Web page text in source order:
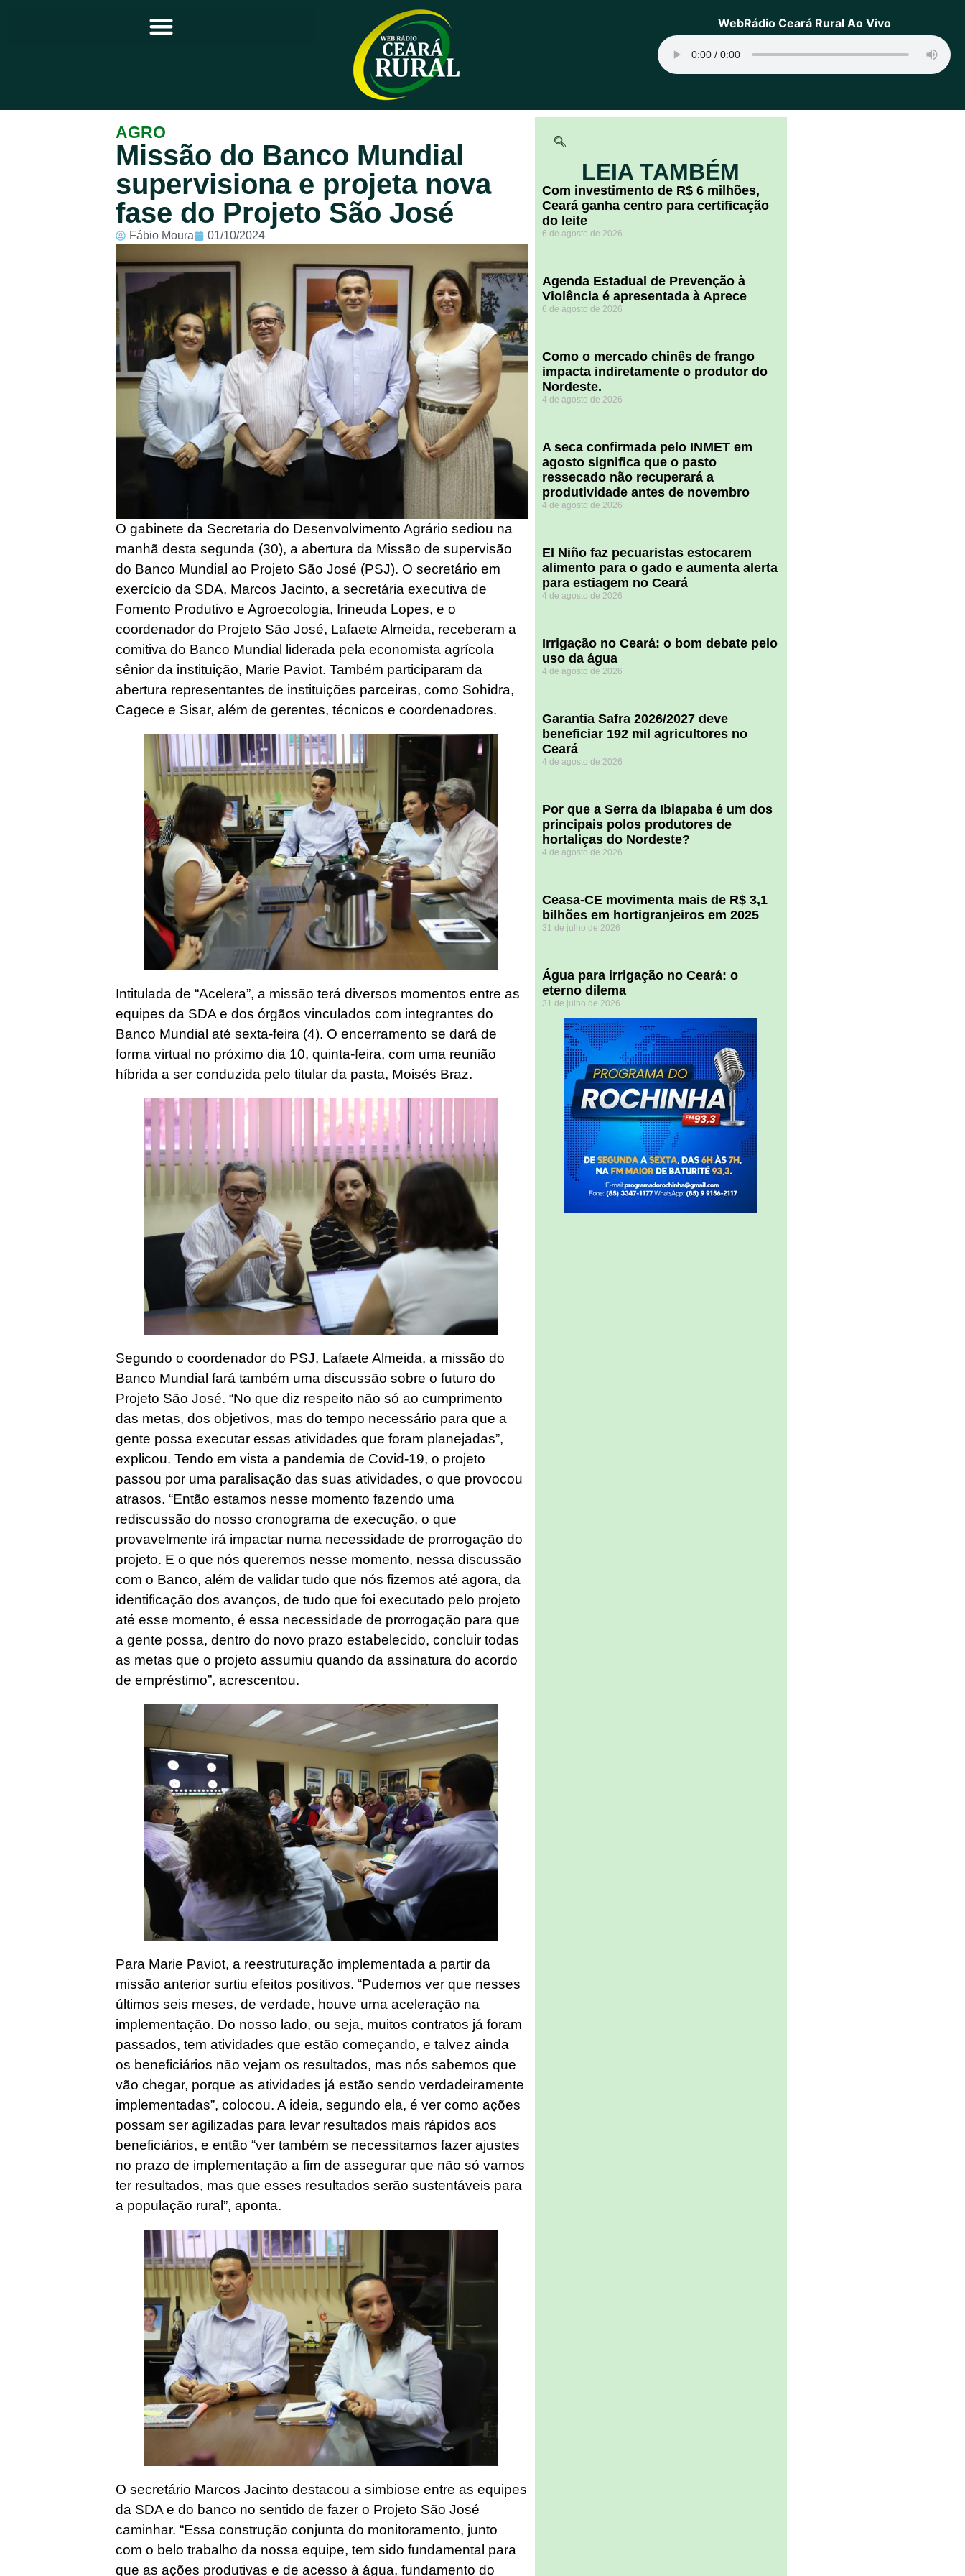
Principal
Notícias
Programação
Equipe
Contato
Sobre
WebRádio Ceará Rural Ao Vivo
AGRO
Missão do Banco Mundial
supervisiona e projeta nova
fase do Projeto São José
Fábio Moura 01/10/2024
O gabinete da Secretaria do Desenvolvimento Agrário sediou na
manhã desta segunda (30), a abertura da Missão de supervisão
do Banco Mundial ao Projeto São José (PSJ). O secretário em
exercício da SDA, Marcos Jacinto, a secretária executiva de
Fomento Produtivo e Agroecologia, Irineuda Lopes, e o
coordenador do Projeto São José, Lafaete Almeida, receberam a
comitiva do Banco Mundial liderada pela economista agrícola
sênior da instituição, Marie Paviot. Também participaram da
abertura representantes de instituições parceiras, como Sohidra,
Cagece e Sisar, além de gerentes, técnicos e coordenadores.
Intitulada de “Acelera”, a missão terá diversos momentos entre as
equipes da SDA e dos órgãos vinculados com integrantes do
Banco Mundial até sexta-feira (4). O encerramento se dará de
forma virtual no próximo dia 10, quinta-feira, com uma reunião
híbrida a ser conduzida pelo titular da pasta, Moisés Braz.
Segundo o coordenador do PSJ, Lafaete Almeida, a missão do
Banco Mundial fará também uma discussão sobre o futuro do
Projeto São José. “No que diz respeito não só ao cumprimento
das metas, dos objetivos, mas do tempo necessário para que a
gente possa executar essas atividades que foram planejadas”,
explicou. Tendo em vista a pandemia de Covid-19, o projeto
passou por uma paralisação das suas atividades, o que provocou
atrasos. “Então estamos nesse momento fazendo uma
rediscussão do nosso cronograma de execução, o que
provavelmente irá impactar numa necessidade de prorrogação do
projeto. E o que nós queremos nesse momento, nessa discussão
com o Banco, além de validar tudo que nós fizemos até agora, da
identificação dos avanços, de tudo que foi executado pelo projeto
até esse momento, é essa necessidade de prorrogação para que
a gente possa, dentro do novo prazo estabelecido, concluir todas
as metas que o projeto assumiu quando da assinatura do acordo
de empréstimo”, acrescentou.
Para Marie Paviot, a reestruturação implementada a partir da
missão anterior surtiu efeitos positivos. “Pudemos ver que nesses
últimos seis meses, de verdade, houve uma aceleração na
implementação. Do nosso lado, ou seja, muitos contratos já foram
passados, tem atividades que estão começando, e talvez ainda
os beneficiários não vejam os resultados, mas nós sabemos que
vão chegar, porque as atividades já estão sendo verdadeiramente
implementadas”, colocou. A ideia, segundo ela, é ver como ações
possam ser agilizadas para levar resultados mais rápidos aos
beneficiários, e então “ver também se necessitamos fazer ajustes
no prazo de implementação a fim de assegurar que não só vamos
ter resultados, mas que esses resultados serão sustentáveis para
a população rural”, aponta.
O secretário Marcos Jacinto destacou a simbiose entre as equipes
da SDA e do banco no sentido de fazer o Projeto São José
caminhar. “Essa construção conjunta do monitoramento, junto
com o belo trabalho da nossa equipe, tem sido fundamental para
que as ações produtivas e de acesso à água, fundamento do
LEIA TAMBÉM
Com investimento de R$ 6 milhões,
Ceará ganha centro para certificação
do leite
6 de agosto de 2026
Agenda Estadual de Prevenção à
Violência é apresentada à Aprece
6 de agosto de 2026
​Como o mercado chinês de frango
impacta indiretamente o produtor do
Nordeste.
4 de agosto de 2026
A seca confirmada pelo INMET em
agosto significa que o pasto
ressecado não recuperará a
produtividade antes de novembro
4 de agosto de 2026
El Niño faz pecuaristas estocarem
alimento para o gado e aumenta alerta
para estiagem no Ceará
4 de agosto de 2026
Irrigação no Ceará: o bom debate pelo
uso da água
4 de agosto de 2026
Garantia Safra 2026/2027 deve
beneficiar 192 mil agricultores no
Ceará
4 de agosto de 2026
Por que a Serra da Ibiapaba é um dos
principais polos produtores de
hortaliças do Nordeste?
4 de agosto de 2026
Ceasa-CE movimenta mais de R$ 3,1
bilhões em hortigranjeiros em 2025
31 de julho de 2026
Água para irrigação no Ceará: o
eterno dilema
31 de julho de 2026